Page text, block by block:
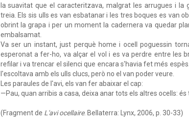
la suavitat que el caracteritzava, malgrat les arrugues i la
treia. Els sis ulls es van esbatanar i les tres boques es van
obrint la grapa i per un moment la cadernera va quedar
embalsamat.
Va ser un instant, just perquè home i ocell poguessin
esperonat a fer-ho, va alçar el vol i es va perdre entre les
refilar i va trencar el silenci que encara s'havia fet més
l'escoltava amb els ulls clucs, però no el van poder veure.
Les paraules de l'avi, els van fer abaixar el cap:
—Pau, quan arribis a casa, deixa anar tots els altres ocells:
(Fragment de L'avi ocellaire. Bellaterra: Lynx, 2006, p. 30-33)